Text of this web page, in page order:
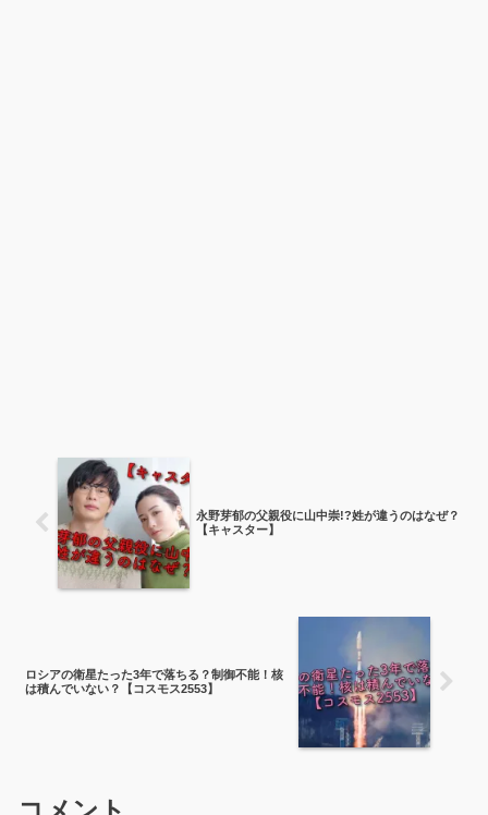
永野芽郁の父親役に山中崇!?姓が違うのはなぜ？
【キャスター】
ロシアの衛星たった3年で落ちる？制御不能！核
は積んでいない？【コスモス2553】